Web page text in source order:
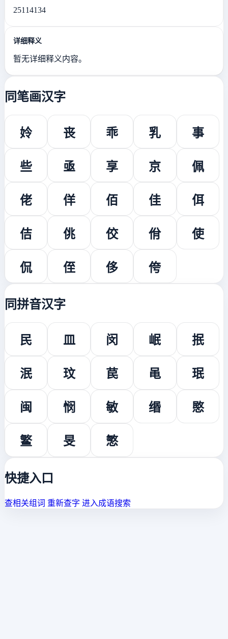
25114134
详细释义
暂无详细释义内容。
同笔画汉字
姈 丧 乖 乳 事
些 亟 享 京 佩
佬 佯 佰 佳 佴
佶 佻 佼 佾 使
侃 侄 侈 侉
同拼音汉字
民 皿 闵 岷 抿
泯 玟 苠 黾 珉
闽 悯 敏 缗 愍
鳘 旻 慜
快捷入口
查相关组词 重新查字 进入成语搜索